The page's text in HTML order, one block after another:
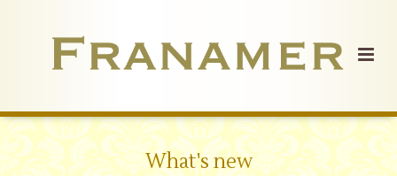
What's new